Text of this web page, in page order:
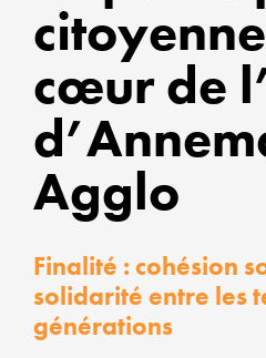
cœur de
Agglo
Finalité : cohésion
solidarité entre les
générations